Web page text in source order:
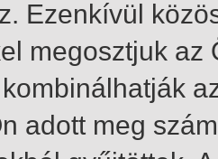
Ezenkívül
megosztjuk
adott meg